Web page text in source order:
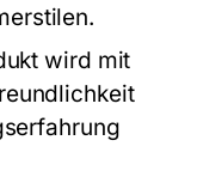
wird mit